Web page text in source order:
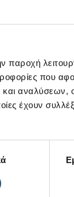
παροχή
που
αναλύσεων,
έχουν